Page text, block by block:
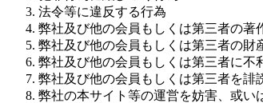
法令等に違反する行為
弊社及び他の会員もしくは第三者の著
弊社及び他の会員もしくは第三者の財
弊社及び他の会員もしくは第三者に不
弊社及び他の会員もしくは第三者を誹
弊社の本サイト等の運営を妨害、或い